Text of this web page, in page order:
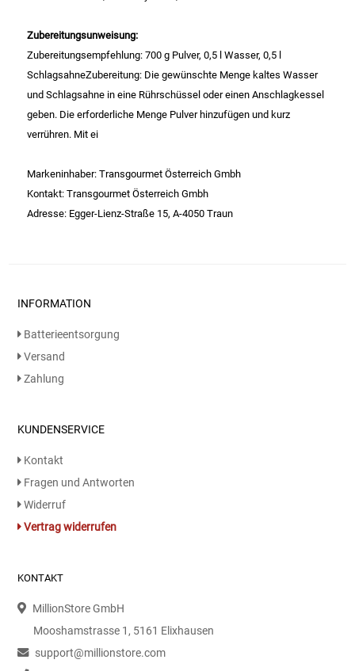
Gewürze
Gläser
Haarkosmetik
Haushaltshelfer
Haushaltsreiniger
Kaffee / Tee Zubehör
Kakao
Kartoffelprodukte
Kau-/ Fruchtgummi/ Kindersüßware
Kerzen / Anzündhilfen
Kochgeschirr
Körperpflege
Zubereitungsunweisung:
Zubereitungsempfehlung: 700 g Pulver, 0,5 l Wasser, 0,5 l
SchlagsahneZubereitung: Die gewünschte Menge kaltes Wasser
und Schlagsahne in eine Rührschüssel oder einen Anschlagkessel
geben. Die erforderliche Menge Pulver hinzufügen und kurz
verrühren. Mit ei
Markeninhaber: Transgourmet Österreich Gmbh
Kontakt: Transgourmet Österreich Gmbh
Adresse: Egger-Lienz-Straße 15, A-4050 Traun
INFORMATION
Batterieentsorgung
Versand
Zahlung
KUNDENSERVICE
Kontakt
Fragen und Antworten
Widerruf
Vertrag widerrufen
KONTAKT
MillionStore GmbH
Mooshamstrasse 1, 5161 Elixhausen
support@millionstore.com